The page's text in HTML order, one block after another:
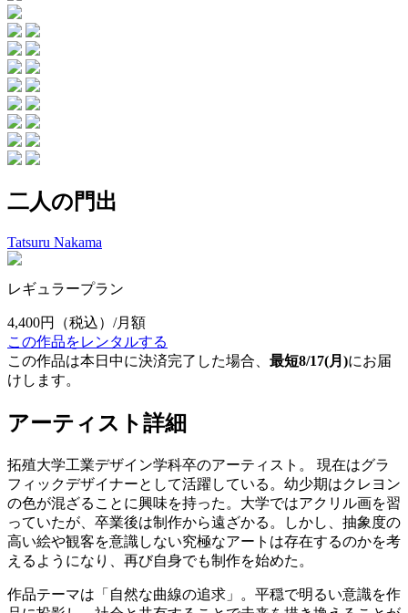
二人の門出
Tatsuru Nakama
レギュラープラン
4,400円
（税込）/月額
この作品をレンタルする
この作品は本日中に決済完了した場合、 最短8/17(月)にお届
けします。
アーティスト詳細
拓殖大学工業デザイン学科卒のアーティスト。 現在はグラ
フィックデザイナーとして活躍している。幼少期はクレヨン
の色が混ざることに興味を持った。大学ではアクリル画を習
っていたが、卒業後は制作から遠ざかる。しかし、抽象度の
高い絵や観客を意識しない究極なアートは存在するのかを考
えるようになり、再び自身でも制作を始めた。
作品テーマは「自然な曲線の追求」。平穏で明るい意識を作